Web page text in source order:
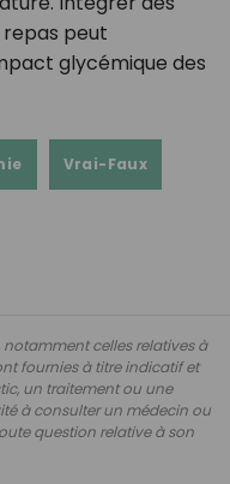
peut
glycémique des
Vrai-Faux
notamment celles relatives à
fournies à titre indicatif et
un traitement ou une
à consulter un médecin ou
question relative à son